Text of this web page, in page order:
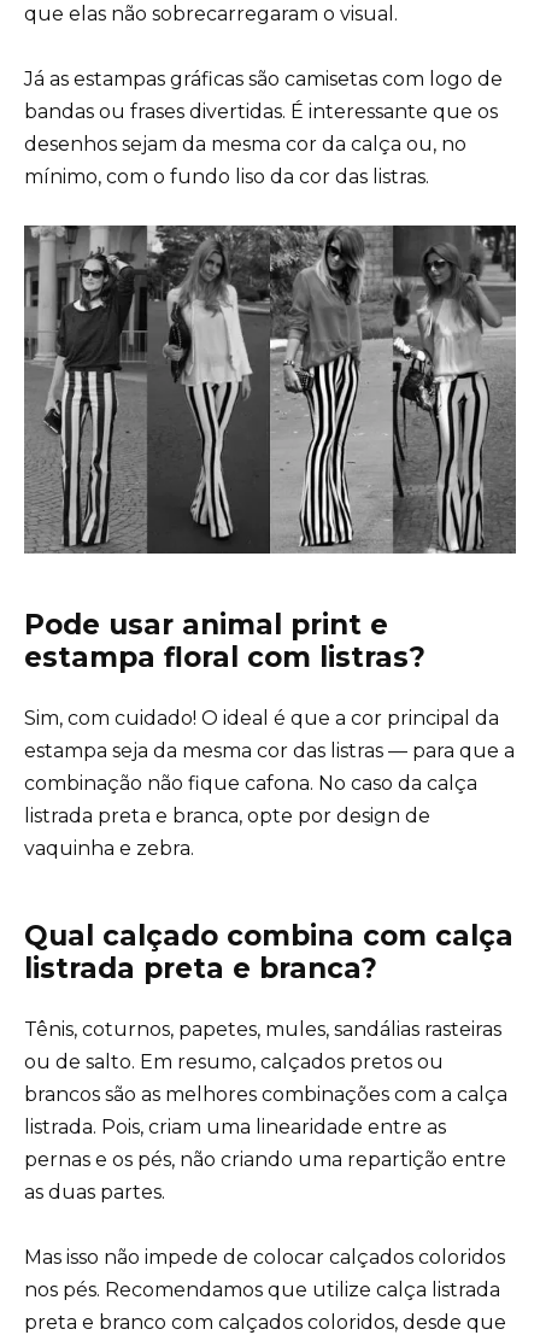
que elas não sobrecarregaram o visual.
Já as estampas gráficas são camisetas com logo de
bandas ou frases divertidas. É interessante que os
desenhos sejam da mesma cor da calça ou, no
mínimo, com o fundo liso da cor das listras.
Pode usar animal print e
estampa floral com listras?
Sim, com cuidado! O ideal é que a cor principal da
estampa seja da mesma cor das listras — para que a
combinação não fique cafona. No caso da calça
listrada preta e branca, opte por design de
vaquinha e zebra.
Qual calçado combina com calça
listrada preta e branca?
Tênis, coturnos, papetes, mules, sandálias rasteiras
ou de salto. Em resumo, calçados pretos ou
brancos são as melhores combinações com a calça
listrada. Pois, criam uma linearidade entre as
pernas e os pés, não criando uma repartição entre
as duas partes.
Mas isso não impede de colocar calçados coloridos
nos pés. Recomendamos que utilize calça listrada
preta e branco com calçados coloridos, desde que